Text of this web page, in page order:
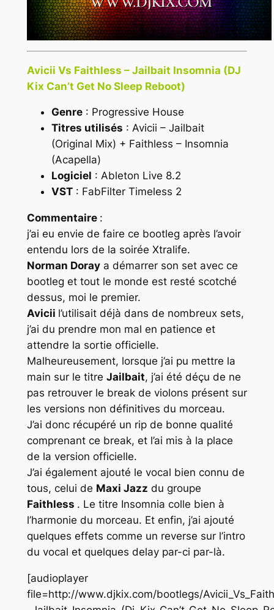
Avicii Vs Faithless – Jailbait Insomnia (DJ
Kix Can’t Get No Sleep Reboot)
Genre: Progressive House
Titres utilisés : Avicii – Jailbait
(Original Mix) + Faithless – Insomnia
(Acapella)
Logiciel : Ableton Live 8.2
VST: FabFilter Timeless 2
Commentaire :
j’ai eu envie de faire ce bootleg après l’avoir
entendu lors de la soirée Xtralife.
Norman Doraya démarrer son set avec ce
bootleg et tout le monde est resté scotché
dessus, moi le premier.
Avicii l’utilisait déjà dans de nombreux sets,
j’ai du prendre mon mal en patience et
attendre la sortie officielle.
Malheureusement, lorsque j’ai pu mettre la
main sur le titre Jailbait, j’ai été déçu de ne
pas retrouver le break de violons présent sur
les versions non définitives du morceau.
J’ai donc récupéré un rip de bonne qualité
comprenant ce break, et l’ai mis à la place
de la version officielle.
J’ai également ajouté le vocal bien connu de
tous, celui de Maxi Jazz du groupe
Faithless . Le titre Insomnia colle bien à
l’harmonie du morceau. Et enfin, j’ai ajouté
quelques effets comme un reverse sur l’intro
du vocal et quelques delay par-ci par-là.
[audioplayer
file=http://www.djkix.com/bootlegs/